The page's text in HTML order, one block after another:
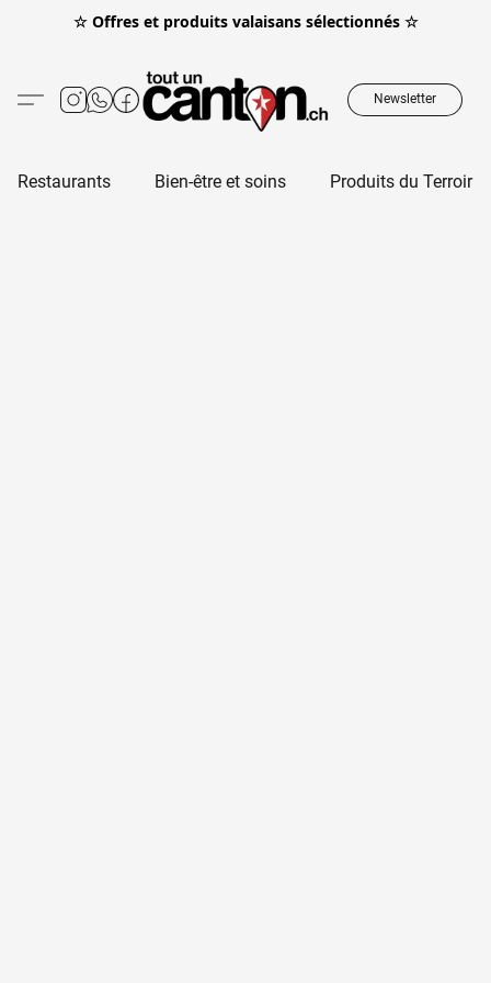
☆ Offres et produits valaisans sélectionnés ☆
Newsletter
Restaurants Bien-être et soins Produits du Terroir